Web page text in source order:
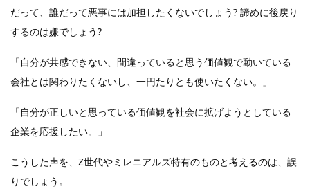
だって、誰だって悪事には加担したくないでしょう? 諦めに後戻り
するのは嫌でしょう?
「自分が共感できない、間違っていると思う価値観で動いている
会社とは関わりたくないし、一円たりとも使いたくない。」
「自分が正しいと思っている価値観を社会に拡げようとしている
企業を応援したい。」
こうした声を、Z世代やミレニアルズ特有のものと考えるのは、誤
りでしょう。